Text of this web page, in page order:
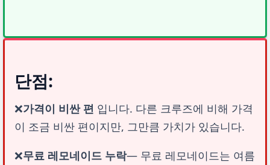
단점:
❌가격이 비싼 편 입니다. 다른 크루즈에 비해 가격
이 조금 비싼 편이지만, 그만큼 가치가 있습니다.
❌무료 레모네이드 누락— 무료 레모네이드는 여름